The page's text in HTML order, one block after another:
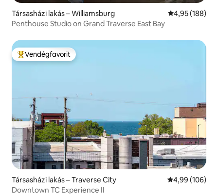
Társasházi lakás – Williamsburg Átlagos
4,95 (188)
Penthouse Studio on Grand Traverse East Bay
Kiemelt vendégfavorit
Vendégfavorit
Társasházi lakás – Traverse City Átlagos
4,99 (106)
Downtown TC Experience II